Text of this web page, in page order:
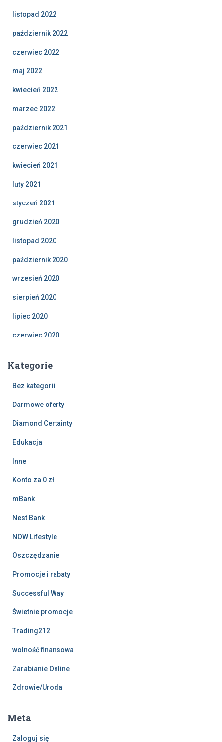
listopad 2022
październik 2022
czerwiec 2022
maj 2022
kwiecień 2022
marzec 2022
październik 2021
czerwiec 2021
kwiecień 2021
luty 2021
styczeń 2021
grudzień 2020
listopad 2020
październik 2020
wrzesień 2020
sierpień 2020
lipiec 2020
czerwiec 2020
Kategorie
Bez kategorii
Darmowe oferty
Diamond Certainty
Edukacja
Inne
Konto za 0 zł
mBank
Nest Bank
NOW Lifestyle
Oszczędzanie
Promocje i rabaty
Successful Way
Świetnie promocje
Trading212
wolność finansowa
Zarabianie Online
Zdrowie/Uroda
Meta
Zaloguj się